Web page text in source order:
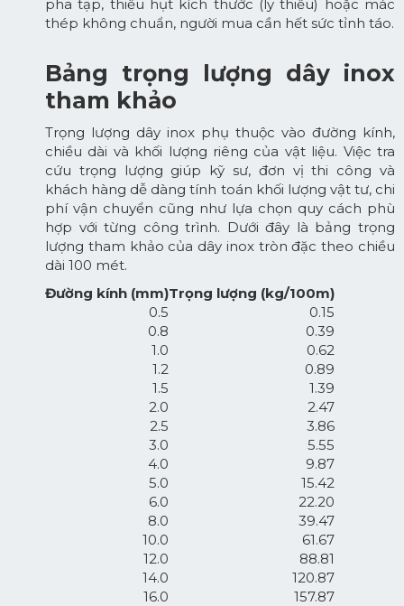
pha tạp, thiếu hụt kích thước (ly thiếu) hoặc mác
thép không chuẩn, người mua cần hết sức tỉnh táo.
Bảng trọng lượng dây inox
tham khảo
Trọng lượng dây inox phụ thuộc vào đường kính,
chiều dài và khối lượng riêng của vật liệu. Việc tra
cứu trọng lượng giúp kỹ sư, đơn vị thi công và
khách hàng dễ dàng tính toán khối lượng vật tư, chi
phí vận chuyển cũng như lựa chọn quy cách phù
hợp với từng công trình. Dưới đây là bảng trọng
lượng tham khảo của dây inox tròn đặc theo chiều
dài 100 mét.
Đường kính (mm)Trọng lượng (kg/100m)
0.5
0.15
0.8
0.39
1.0
0.62
1.2
0.89
1.5
1.39
2.0
2.47
2.5
3.86
3.0
5.55
4.0
9.87
5.0
15.42
6.0
22.20
8.0
39.47
10.0
61.67
12.0
88.81
14.0
120.87
16.0
157.87